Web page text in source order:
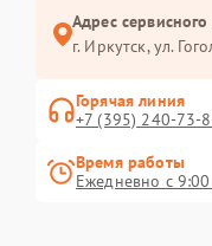
Адрес
г. Иркутск, ул.
Горячая линия
+7 (395) 240-73-
Время работы
Ежедневно с